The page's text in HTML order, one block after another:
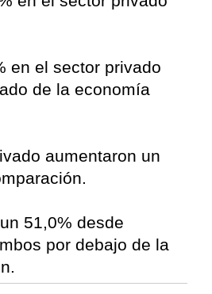
en el sector privado
de la economía
aumentaron un
51,0% desde
por debajo de la